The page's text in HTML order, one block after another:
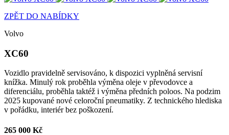
ZPĚT DO NABÍDKY
Volvo
XC60
Vozidlo pravidelně servisováno, k dispozici vyplněná servisní
knížka. Minulý rok proběhla výměna oleje v převodovce a
diferenciálu, proběhla taktéž i výměna předních poloos. Na podzim
2025 kupované nové celoroční pneumatiky. Z technického hlediska
v pořádku, interiér bez poškození.
265 000 Kč